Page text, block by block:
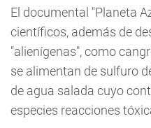
El documental "Planeta
científicos, además de
"alienígenas", como
se alimentan de sulfuro
de agua salada cuyo
especies reacciones